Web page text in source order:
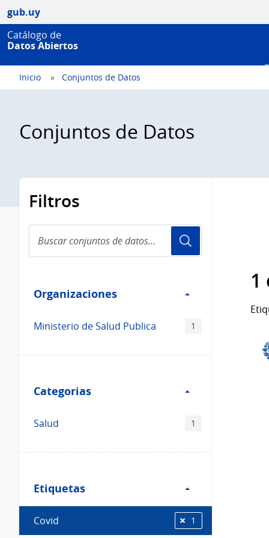
gub.uy
Catálogo de
Datos Abiertos
Inicio Conjuntos de Datos
Conjuntos de Datos
Filtros
conjuntos
de
Organizaciones
Organizaciones
Ministerio de Salud Publica 1
Categorias
Categorias
Salud 1
Etiquetas
Etiquetas
Covid 1
1